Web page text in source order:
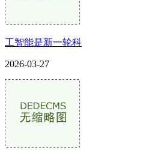
工智能是新一轮科
2026-03-27